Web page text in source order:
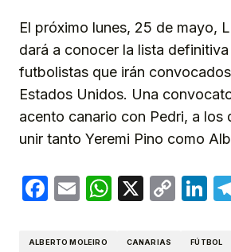
El próximo lunes, 25 de mayo,
dará a conocer la lista
futbolistas que irán
Estados Unidos. Una
acento canario con Pedri, a los
unir tanto Yeremi Pino como
Facebook
Email X
ALBERTO MOLEIRO CANARIAS FÚTBOL